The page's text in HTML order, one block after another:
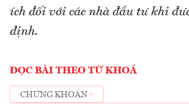
ích đối với các nhà đầu tư khi
định.
ĐỌC BÀI THEO TỪ KHOÁ
CHỨNG KHOÁN